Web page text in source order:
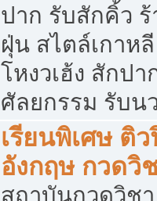
ปาก รับสักคิ้ว
ฝุ่น สไตล์เกาห
โหงวเฮ้ง สักป
ศัลยกรรม รับน
เรียนพิเศษ ติ
อังกฤษ กวดวิ
สถาบันกวดวิช